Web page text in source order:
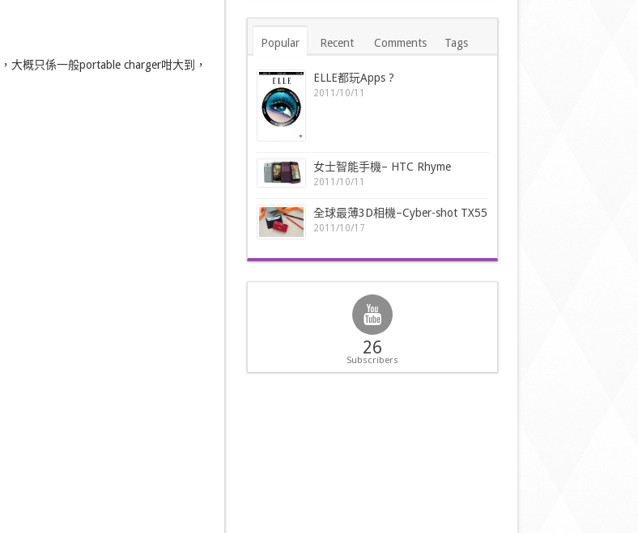
大概只係一般portable charger咁大到，
Popular Recent Comments Tags
ELLE都玩Apps ?
2011/10/11
女士智能手機– HTC Rhyme
2011/10/11
全球最薄3D相機–Cyber-shot TX55
2011/10/17
26
Subscribers